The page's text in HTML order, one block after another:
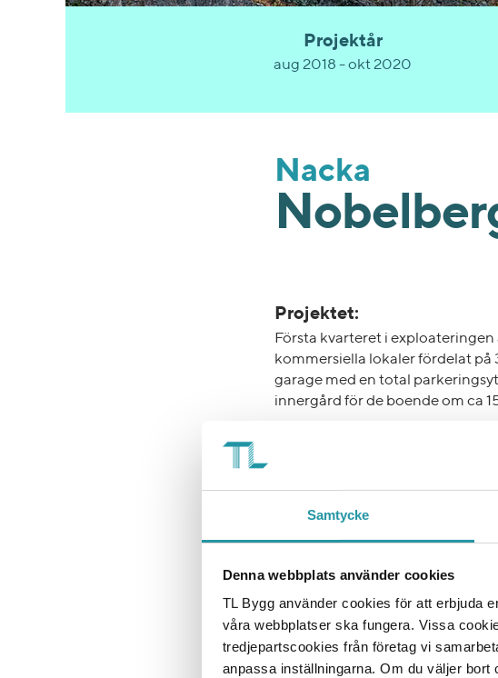
Samtycke
Denna webbplats använder cookies
TL Bygg använder cookies för att erbjuda
våra webbplatser ska fungera. Vissa
tredjepartscookies från företag vi
anpassa inställningarna. Om du väljer
Projektår
aug 2018 - okt 2020
Nacka
Projektet:
Första kvarteret i
kommersiella lokaler fördelat
garage med en total
innergård för de boende om ca
Vi genomför en omfattande
omkringliggande mark som
Lösningen:
Kompetent och engagerad
Hållbarhet:
Byggnaderna är certifierade